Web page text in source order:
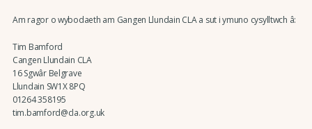
Am ragor o wybodaeth am Gangen Llundain CLA a sut i ymuno cysylltwch â:
Tim Bamford
Cangen Llundain CLA
16 Sgwâr Belgrave
Llundain SW1X 8PQ
01264 358195
tim.bamford@cla.org.uk